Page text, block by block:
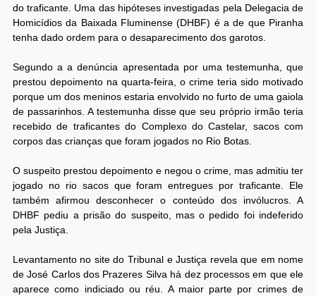
do traficante. Uma das hipóteses investigadas pela Delegacia de
Homicídios da Baixada Fluminense (DHBF) é a de que Piranha
tenha dado ordem para o desaparecimento dos garotos.
Segundo a a denúncia apresentada por uma testemunha, que
prestou depoimento na quarta-feira, o crime teria sido motivado
porque um dos meninos estaria envolvido no furto de uma gaiola
de passarinhos. A testemunha disse que seu próprio irmão teria
recebido de traficantes do Complexo do Castelar, sacos com
corpos das crianças que foram jogados no Rio Botas.
O suspeito prestou depoimento e negou o crime, mas admitiu ter
jogado no rio sacos que foram entregues por traficante. Ele
também afirmou desconhecer o conteúdo dos invólucros. A
DHBF pediu a prisão do suspeito, mas o pedido foi indeferido
pela Justiça.
Levantamento no site do Tribunal e Justiça revela que em nome
de José Carlos dos Prazeres Silva há dez processos em que ele
aparece como indiciado ou réu. A maior parte por crimes de